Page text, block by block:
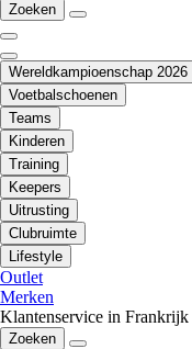
Zoeken
Wereldkampioenschap 2026
Voetbalschoenen
Teams
Kinderen
Training
Keepers
Uitrusting
Clubruimte
Lifestyle
Outlet
Merken
Klantenservice in Frankrijk
Zoeken